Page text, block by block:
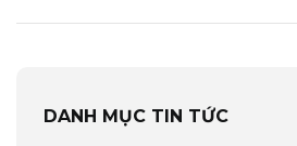
DANH MỤC TIN TỨC